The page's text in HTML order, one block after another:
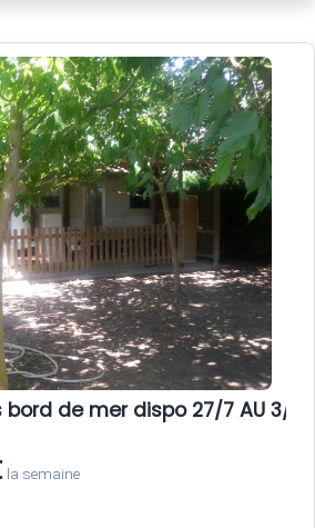
de mer dispo 27/7 AU 3/8
la semaine